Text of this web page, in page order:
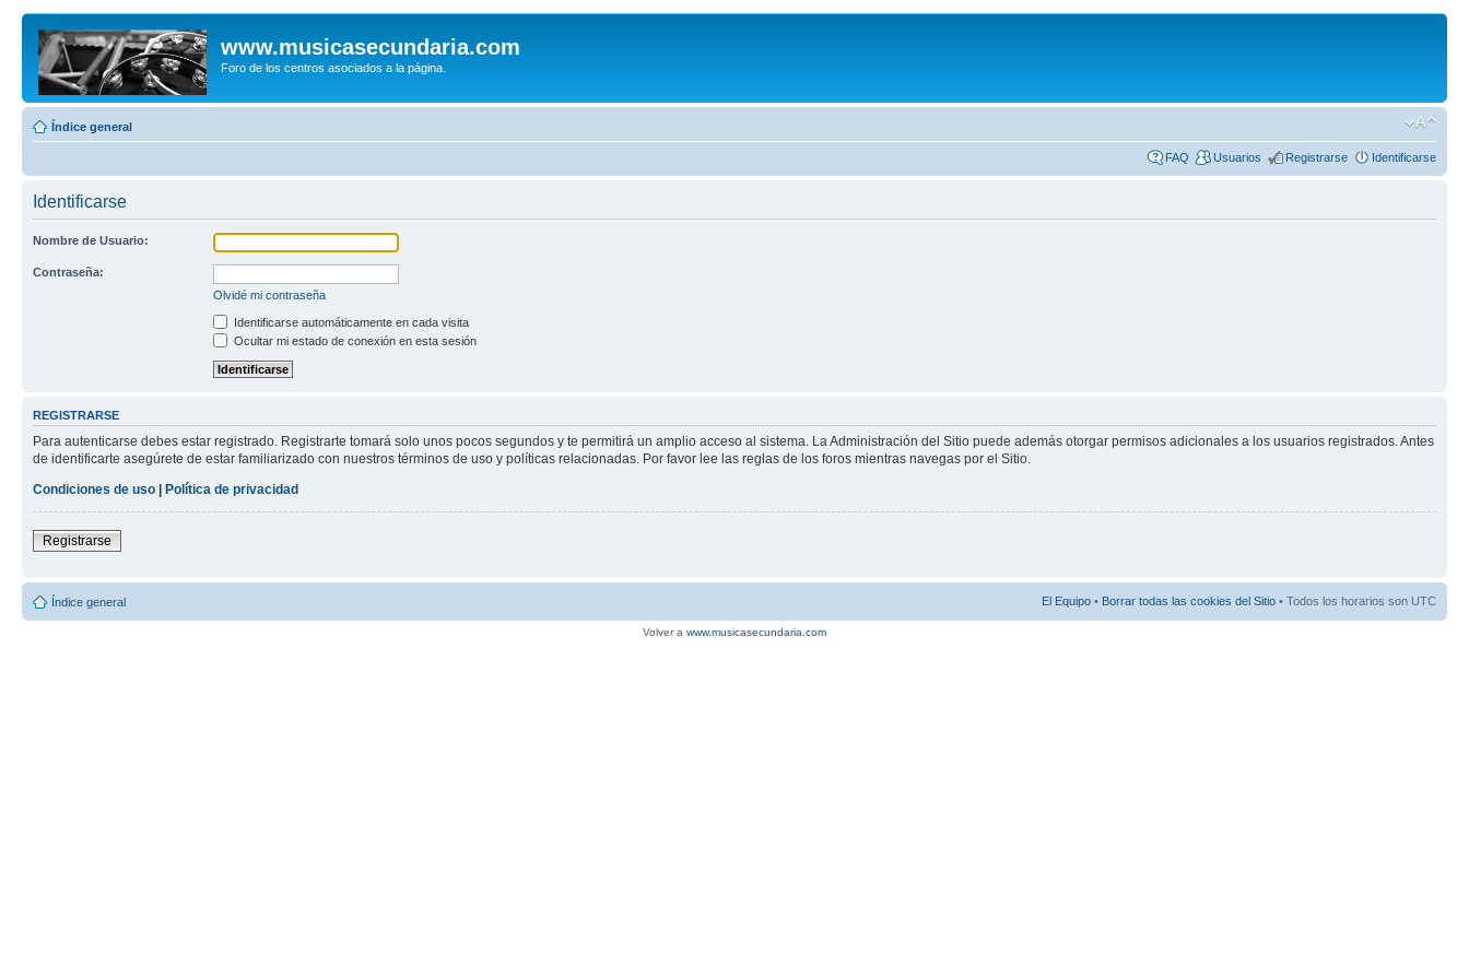
www.musicasecundaria.com
Foro de los centros asociados a la página.
Índice general
FAQ Usuarios Registrarse Identificarse
Identificarse
Nombre de Usuario:
Contraseña:
Olvidé mi contraseña
Identificarse automáticamente en cada visita
Ocultar mi estado de conexión en esta sesión
REGISTRARSE
Para autenticarse debes estar registrado. Registrarte tomará solo unos pocos segundos y te permitirá un amplio acceso al sistema. La Administración del Sitio puede además otorgar permisos adicionales a los usuarios registrados. Antes
de identificarte asegúrete de estar familiarizado con nuestros términos de uso y políticas relacionadas. Por favor lee las reglas de los foros mientras navegas por el Sitio.
Condiciones de uso | Política de privacidad
Registrarse
Índice general El Equipo • Borrar todas las cookies del Sitio • Todos los horarios son UTC
Volver a www.musicasecundaria.com